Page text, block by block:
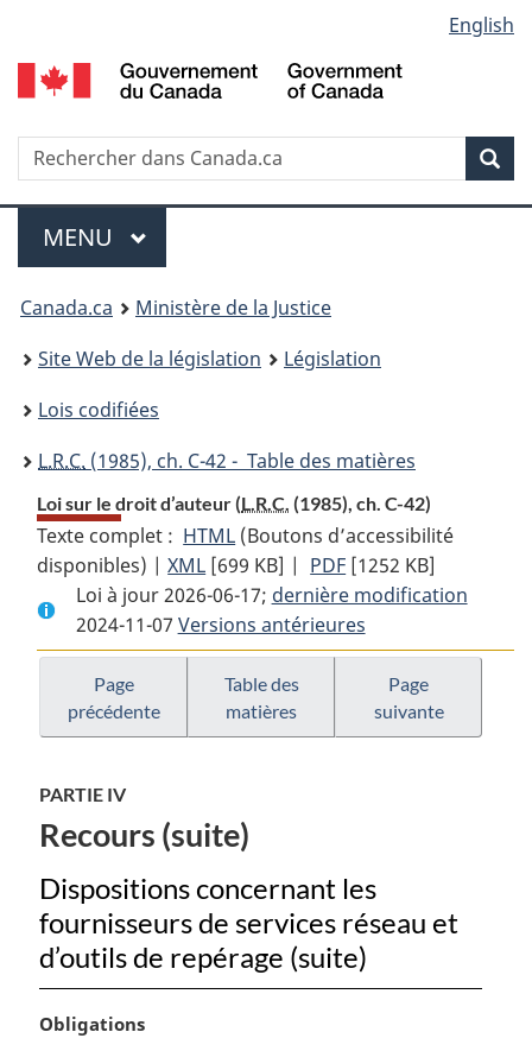
au
contenu
propos
de
la
HTML
simplifiée
selection
English
Recherche
Menu
MENU PRINCIPAL
You
are
here:
Canada.ca
Ministère de la Justice
Site Web de la législation
Législation
Lois codifiées
L.R.C. (1985), ch. C-42 - Table des matières
Loi sur le droit d’auteur (L.R.C. (1985), ch. C-42)
Texte complet : HTML Texte
complet
:
Loi
sur
le
droit
d’auteur
(Boutons d’accessibilité
disponibles) |XML Texte
complet
:
Loi
sur
droit
[699 KB] | PDF Texte
complet
:
Loi
droit
[1252 KB]
Loi à jour 2026-06-17; dernière modification
2024-11-07 Versions antérieures
Page
précédente
Table des
matières
Page
suivante
PARTIE IV
Recours (suite)
Dispositions concernant les
fournisseurs de services réseau et
d’outils de repérage (suite)
N
Obligations